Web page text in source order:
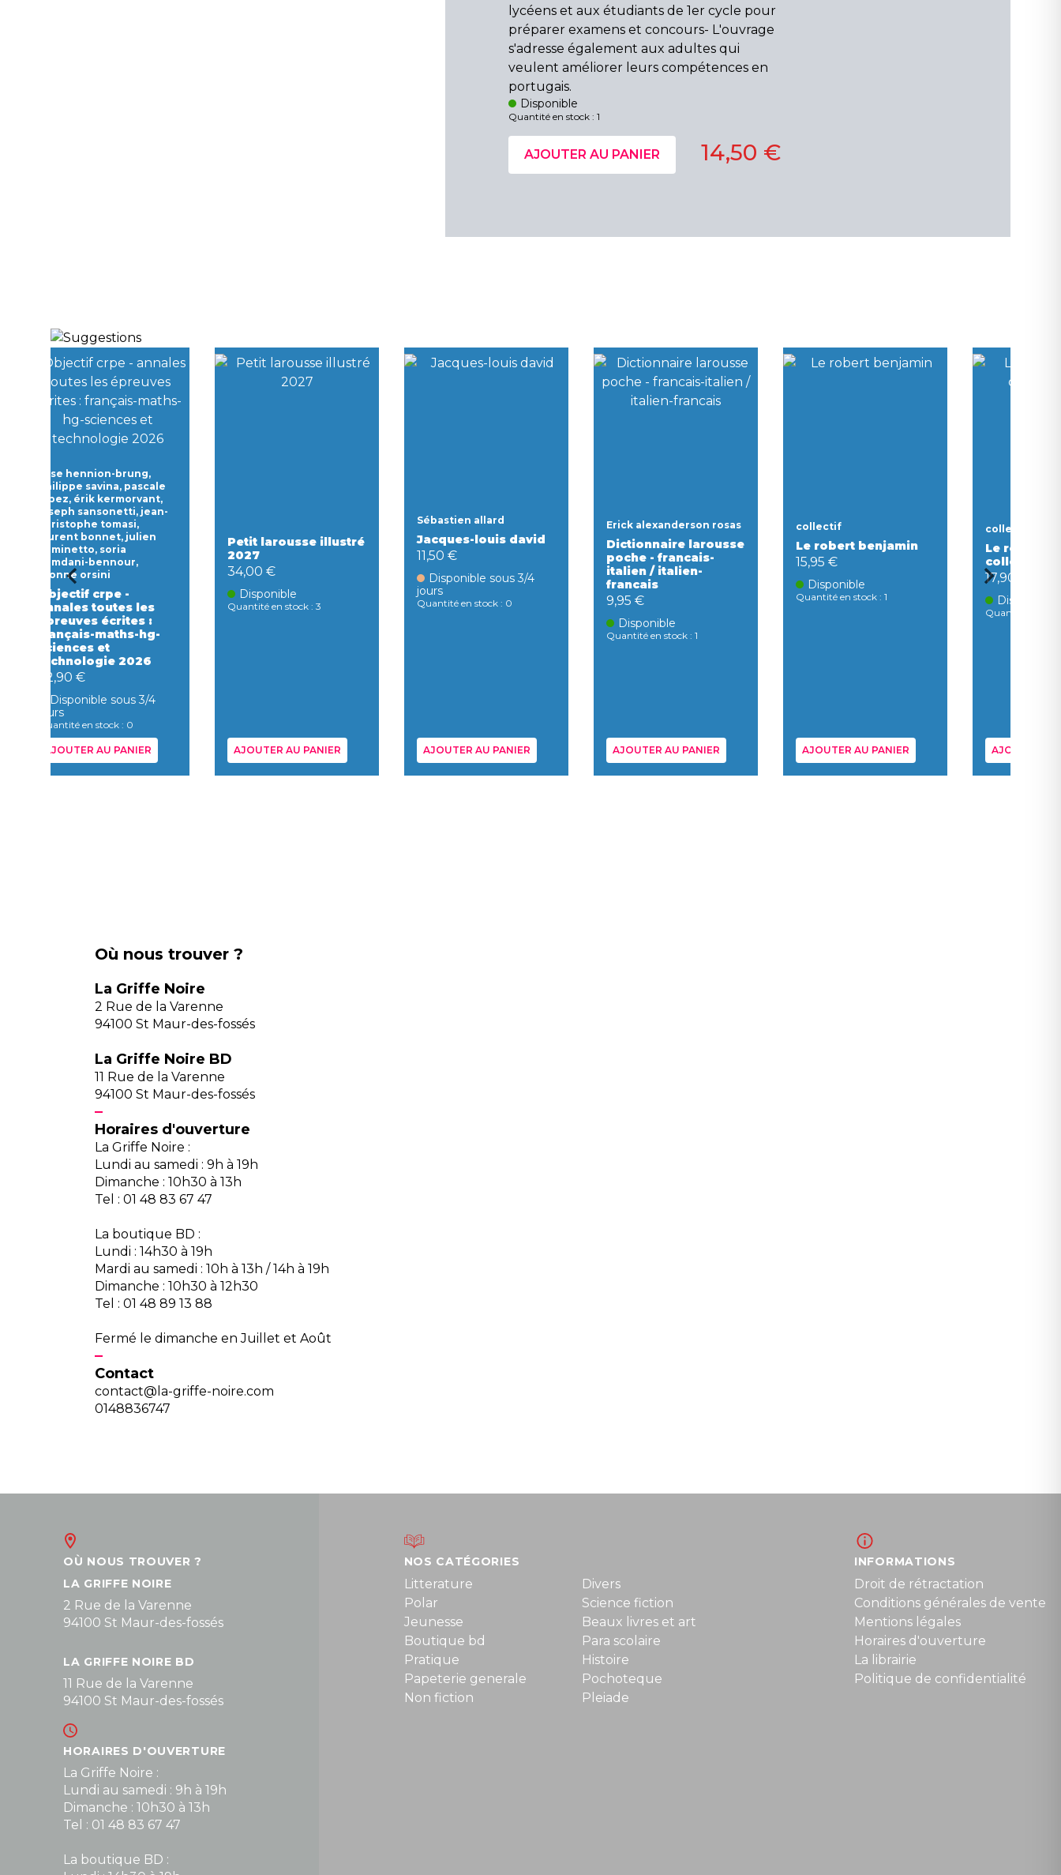
lycéens et aux étudiants de 1er cycle pour
préparer examens et concours- L'ouvrage
s'adresse également aux adultes qui
veulent améliorer leurs compétences en
portugais.
Disponible
Quantité en stock : 1
14,50 €
AJOUTER AU PANIER
Elise hennion-brung,
philippe savina, pascale
lopez, érik kermorvant,
joseph sansonetti, jean-
christophe tomasi,
laurent bonnet, julien
cuminetto, soria
hamdani-bennour,
yvonne orsini
Objectif crpe -
annales toutes les
épreuves écrites :
français-maths-hg-
sciences et
technologie 2026
22,90 €
Disponible sous 3/4
jours
Quantité en stock : 0
AJOUTER AU PANIER
Petit larousse illustré
2027
34,00 €
Disponible
Quantité en stock : 3
AJOUTER AU PANIER
Sébastien allard
Jacques-louis david
11,50 €
Disponible sous 3/4
jours
Quantité en stock : 0
AJOUTER AU PANIER
Erick alexanderson rosas
Dictionnaire larousse
poche - francais-
italien / italien-
francais
9,95 €
Disponible
Quantité en stock : 1
AJOUTER AU PANIER
collectif
Le robert benjamin
15,95 €
Disponible
Quantité en stock : 1
AJOUTER AU PANIER
collectif
Le robert
collège
17,90 €
Disponible
Quantité en
AJOUTER AU
Où nous trouver ?
La Griffe Noire
2 Rue de la Varenne
94100 St Maur-des-fossés
La Griffe Noire BD
11 Rue de la Varenne
94100 St Maur-des-fossés
Horaires d'ouverture
La Griffe Noire :
Lundi au samedi : 9h à 19h
Dimanche : 10h30 à 13h
Tel : 01 48 83 67 47
La boutique BD :
Lundi : 14h30 à 19h
Mardi au samedi : 10h à 13h / 14h à 19h
Dimanche : 10h30 à 12h30
Tel : 01 48 89 13 88
Fermé le dimanche en Juillet et Août
Contact
contact@la-griffe-noire.com
0148836747
OÙ NOUS TROUVER ?
LA GRIFFE NOIRE
2 Rue de la Varenne
94100 St Maur-des-fossés
LA GRIFFE NOIRE BD
11 Rue de la Varenne
94100 St Maur-des-fossés
HORAIRES D'OUVERTURE
La Griffe Noire :
Lundi au samedi : 9h à 19h
Dimanche : 10h30 à 13h
Tel : 01 48 83 67 47
La boutique BD :
NOS CATÉGORIES
Litterature
Polar
Jeunesse
Boutique bd
Pratique
Papeterie generale
Non fiction
Divers
Science fiction
Beaux livres et art
Para scolaire
Histoire
Pochoteque
Pleiade
INFORMATIONS
Droit de rétractation
Conditions générales de vente
Mentions légales
Horaires d'ouverture
La librairie
Politique de confidentialité